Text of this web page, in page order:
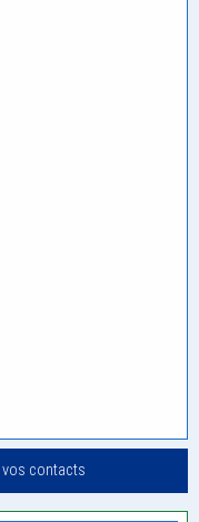
contacts